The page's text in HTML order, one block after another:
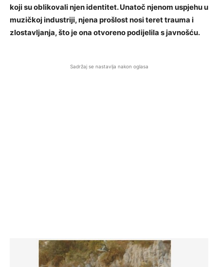
koji su oblikovali njen identitet. Unatoč njenom uspjehu u
muzičkoj industriji, njena prošlost nosi teret trauma i
zlostavljanja, što je ona otvoreno podijelila s javnošću.
Sadržaj se nastavlja nakon oglasa